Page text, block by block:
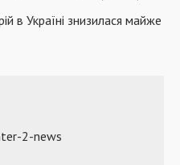
в Україні знизилася майже